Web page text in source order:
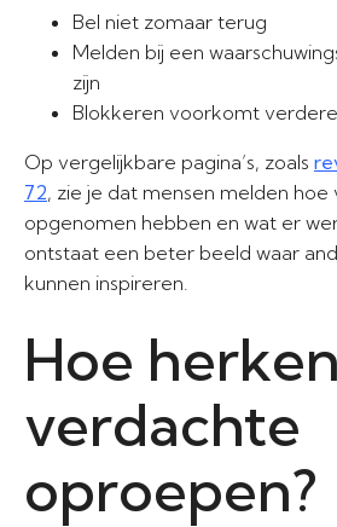
Bel niet zomaar terug
Melden bij een
zijn
Blokkeren voorkomt
Op vergelijkbare pagina’s, zoals
72, zie je dat mensen melden hoe
opgenomen hebben en wat er
ontstaat een beter beeld waar
kunnen inspireren.
Hoe
verdachte
oproepen?